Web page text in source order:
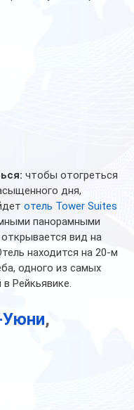
чтобы отогреться
дня,
отель Tower Suites
панорамными
вид на
находится на 20-м
одного из самых
Рейкьявике.
Уюни,